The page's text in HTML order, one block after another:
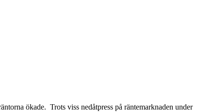
ökade. Trots viss nedåtpress på räntemarknaden under